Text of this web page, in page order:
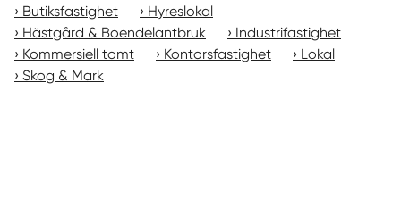
Butiksfastighet
Hyreslokal
Hästgård & Boendelantbruk
Industrifastighet
Kommersiell tomt
Kontorsfastighet
Lokal
Skog & Mark